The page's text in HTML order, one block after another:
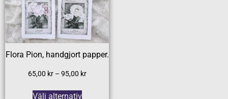
Flora Pion, handgjort papper.
65,00 kr – 95,00 kr
Välj alternativ